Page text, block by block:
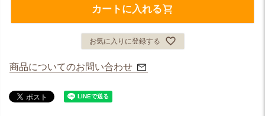
カートに入れる
お気に入りに登録する
商品についてのお問い合わせ